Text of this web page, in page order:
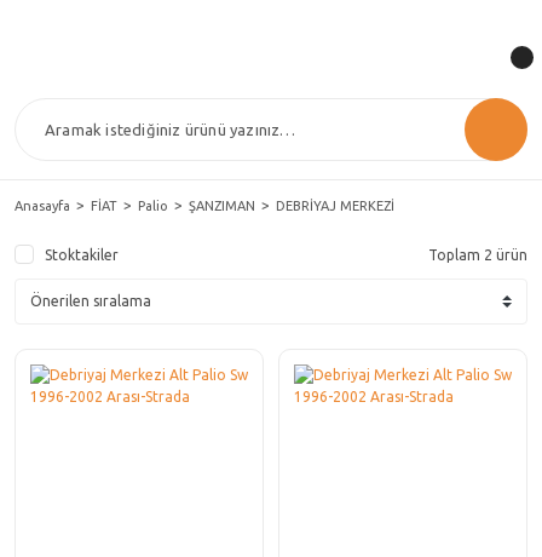
Anasayfa FİAT Palio ŞANZIMAN DEBRİYAJ MERKEZİ
Stoktakiler Toplam 2 ürün